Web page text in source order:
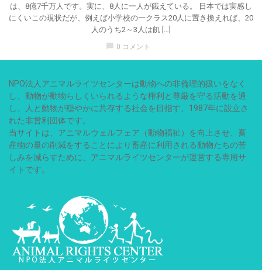
は、8億7千万人です。実に、8人に一人が餓えている。 日本では実感し
にくいこの現状だが、例えば小学校の一クラス20人に置き換えれば、20
人のうち2～3人は飢 […]
0 コメント
NPO法人アニマルライツセンターは動物への非倫理的扱いをなく
し、動物が動物らしくいられるような権利と尊厳を守る活動を通
し、人と動物が穏やかに共存する社会を目指す、1987年に設立さ
れた非営利団体です。
当サイトは、アニマルウェルフェア（動物福祉）を向上させ、畜
産物の量の削減をすることにより畜産に利用される動物たちの苦
しみを減らすために、アニマルライツセンターが運営する専用サ
イトです。